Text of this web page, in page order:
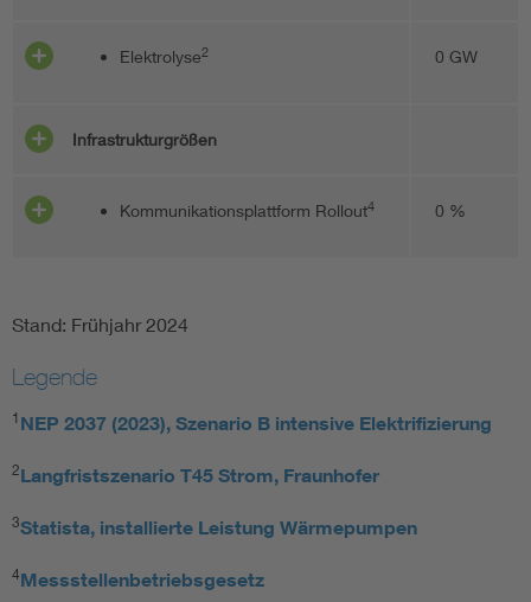
Elektrolyse2 0 GW
Infrastrukturgrößen
Kommunikationsplattform Rollout4 0 %
Stand: Frühjahr 2024
Legende
1 NEP 2037 (2023), Szenario B intensive Elektrifizierung
2Langfristszenario T45 Strom, Fraunhofer
3Statista, installierte Leistung Wärmepumpen
4Messstellenbetriebsgesetz